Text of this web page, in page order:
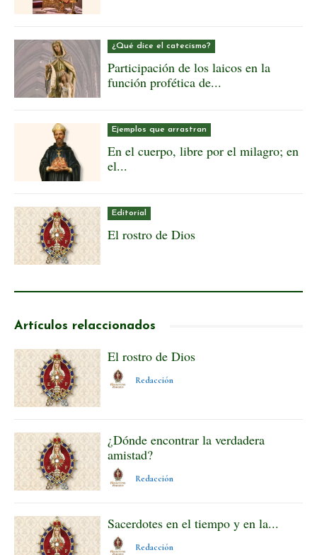
¿Qué dice el catecismo?
Participación de los laicos en la
función profética de...
Ejemplos que arrastran
En el cuerpo, libre por el milagro; en
el...
Editorial
El rostro de Dios
Artículos relaccionados
El rostro de Dios
Redacción
¿Dónde encontrar la verdadera
amistad?
Redacción
Sacerdotes en el tiempo y en la...
Redacción